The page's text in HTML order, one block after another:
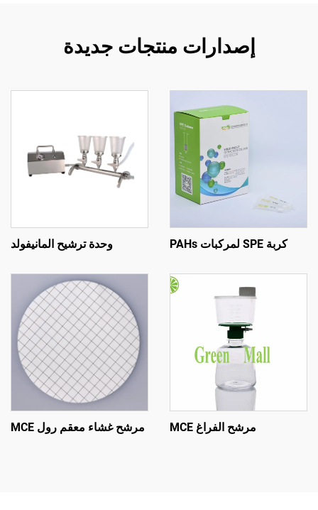
إصدارات منتجات جديدة
كربة SPE لمركبات PAHs وحدة ترشيح المانيفولد
مرشح الفراغ MCE مرشح غشاء معقم رول MCE